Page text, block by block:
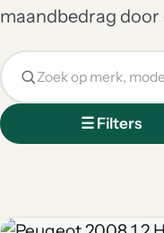
maandbedrag door
☰ Filters